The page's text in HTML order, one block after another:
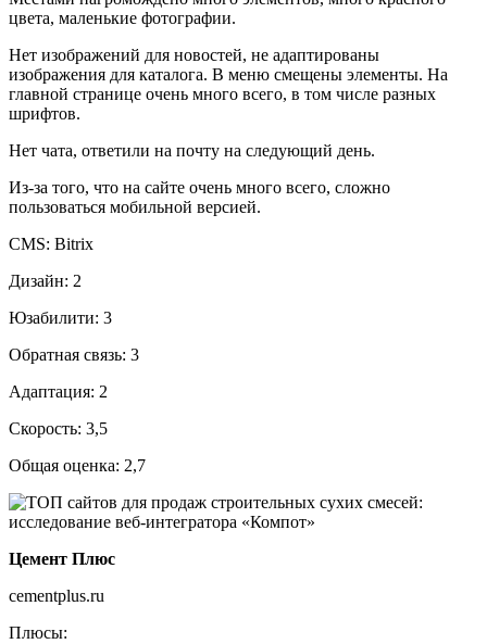
цвета, маленькие фотографии.
Нет изображений для новостей, не адаптированы
изображения для каталога. В меню смещены элементы. На
главной странице очень много всего, в том числе разных
шрифтов.
Нет чата, ответили на почту на следующий день.
Из-за того, что на сайте очень много всего, сложно
пользоваться мобильной версией.
CMS: Bitrix
Дизайн: 2
Юзабилити: 3
Обратная связь: 3
Адаптация: 2
Скорость: 3,5
Общая оценка: 2,7
Цемент Плюс
cementplus.ru
Плюсы: